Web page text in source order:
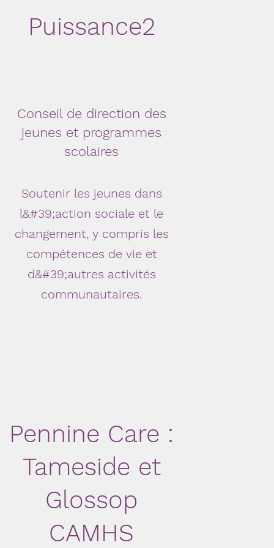
Puissance2
Conseil de direction des
jeunes et programmes
scolaires
Soutenir les jeunes dans
l&#39;action sociale et le
changement, y compris les
compétences de vie et
d&#39;autres activités
communautaires.
Pennine Care :
Tameside et
Glossop
CAMHS